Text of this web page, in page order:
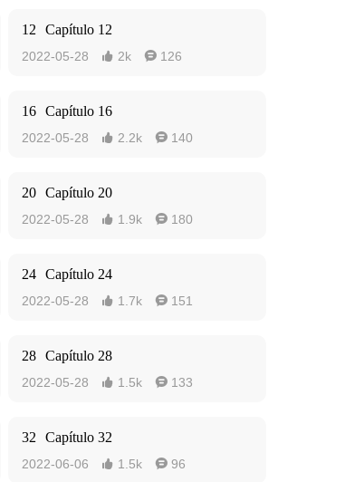
12 Capítulo 12
2022-05-28  2k  126
16 Capítulo 16
2022-05-28  2.2k  140
20 Capítulo 20
2022-05-28  1.9k  180
24 Capítulo 24
2022-05-28  1.7k  151
28 Capítulo 28
2022-05-28  1.5k  133
32 Capítulo 32
2022-06-06  1.5k  96